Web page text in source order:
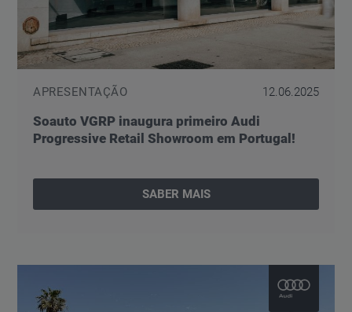
APRESENTAÇÃO 12.06.2025
Soauto VGRP inaugura primeiro Audi
Progressive Retail Showroom em Portugal!
SABER MAIS